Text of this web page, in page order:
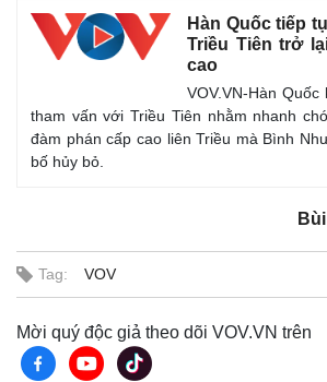
Hàn Quốc tiếp
Triều Tiên trở
cao
VOV.VN-Hàn
tham vấn với Triều Tiên nhằm nhanh
đàm phán cấp cao liên Triều mà Bình
bố hủy bỏ.
Tag: VOV
Mời quý độc giả theo dõi VOV.VN trên